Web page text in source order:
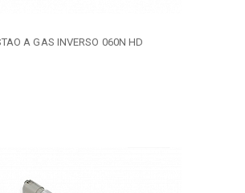
A GAS INVERSO 060N HD